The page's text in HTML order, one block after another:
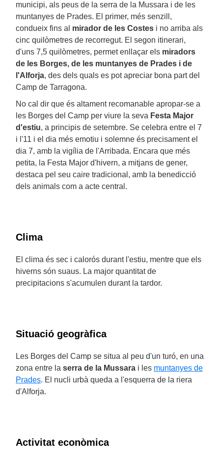
municipi, als peus de la serra de la Mussara i de les
muntanyes de Prades. El primer, més senzill,
condueix fins al mirador de les Costes i no arriba als
cinc quilòmetres de recorregut. El segon itinerari,
d'uns 7,5 quilòmetres, permet enllaçar els miradors
de les Borges, de les muntanyes de Prades i de
l'Alforja, des dels quals es pot apreciar bona part del
Camp de Tarragona.
No cal dir que és altament recomanable apropar-se a
les Borges del Camp per viure la seva Festa Major
d'estiu, a principis de setembre. Se celebra entre el 7
i l'11 i el dia més emotiu i solemne és precisament el
dia 7, amb la vigília de l'Arribada. Encara que més
petita, la Festa Major d'hivern, a mitjans de gener,
destaca pel seu caire tradicional, amb la benedicció
dels animals com a acte central.
Clima
El clima és sec i calorós durant l'estiu, mentre que els
hiverns són suaus. La major quantitat de
precipitacions s'acumulen durant la tardor.
Situació geogràfica
Les Borges del Camp se situa al peu d'un turó, en una
zona entre la serra de la Mussara i les muntanyes de
Prades. El nucli urbà queda a l'esquerra de la riera
d'Alforja.
Activitat econòmica